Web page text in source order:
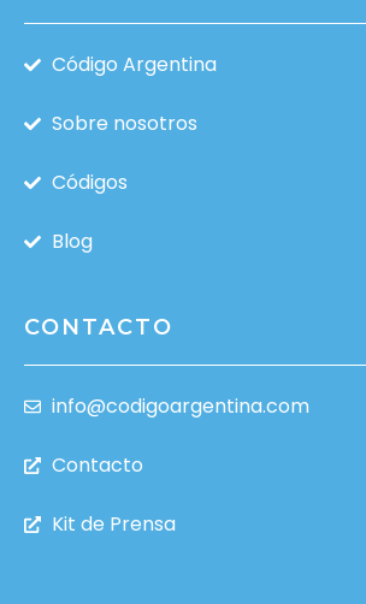
Código Argentina
Sobre nosotros
Códigos
Blog
CONTACTO
info@codigoargentina.com
Contacto
Kit de Prensa